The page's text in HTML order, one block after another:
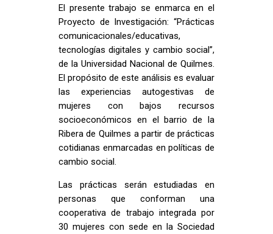
El presente trabajo se enmarca en el
Proyecto de Investigación: “Prácticas
comunicacionales/educativas,
tecnologías digitales y cambio social”,
de la Universidad Nacional de Quilmes.
El propósito de este análisis es evaluar
las experiencias autogestivas de
mujeres con bajos recursos
socioeconómicos en el barrio de la
Ribera de Quilmes a partir de prácticas
cotidianas enmarcadas en políticas de
cambio social.
Las prácticas serán estudiadas en
personas que conforman una
cooperativa de trabajo integrada por
30 mujeres con sede en la Sociedad